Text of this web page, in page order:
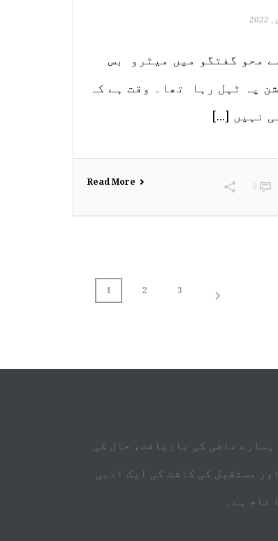
محو گفتگو میں میٹرو بس
پہ ٹہل رہا تھا۔ وقت ہے کہ
نہیں [...]
Read More 0
1 2 3
ہمارے ماضی کی بازیافت، حال کی
مستقبل کی کاشت کی ایک ادبی
نام ہے۔